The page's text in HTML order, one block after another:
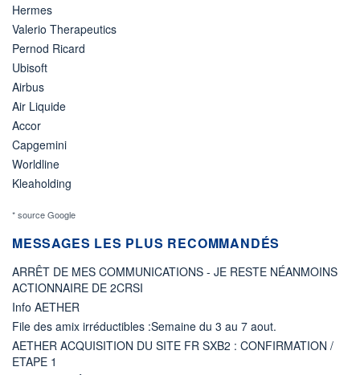
Hermes
Valerio Therapeutics
Pernod Ricard
Ubisoft
Airbus
Air Liquide
Accor
Capgemini
Worldline
Kleaholding
* source Google
MESSAGES LES PLUS RECOMMANDÉS
ARRÊT DE MES COMMUNICATIONS - JE RESTE NÉANMOINS
ACTIONNAIRE DE 2CRSI
Info AETHER
File des amix irréductibles :Semaine du 3 au 7 aout.
AETHER ACQUISITION DU SITE FR SXB2 : CONFIRMATION /
ETAPE 1